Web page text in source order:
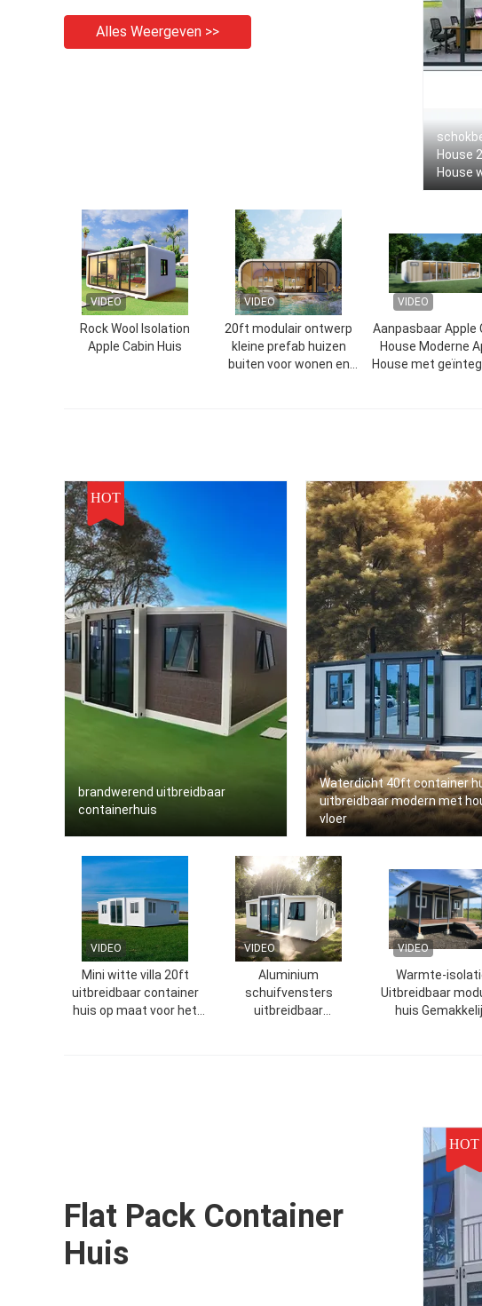
Alles Weergeven >>
House
House
VIDEO
Rock Wool Isolation
Apple Cabin Huis
VIDEO
20ft modulair ontwerp
kleine prefab huizen
buiten voor wonen en
VIDEO
Aanpasbaar Apple
House Moderne
House met
HOT
brandwerend uitbreidbaar
containerhuis
Waterdicht 40ft container
uitbreidbaar modern met
vloer
VIDEO
Mini witte villa 20ft
uitbreidbaar container
huis op maat voor het
VIDEO
Aluminium
schuifvensters
uitbreidbaar
VIDEO
Warmte-
Uitbreidbaar
huis
Flat Pack Container
Huis
HOT